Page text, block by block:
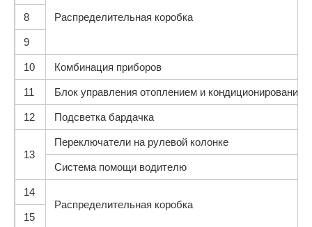
Распределительная коробка
8
9
10 Комбинация приборов
11 Блок управления отоплением и
12 Подсветка бардачка
13
Переключатели на рулевой колонке
Система помощи водителю
14
Распределительная коробка
15